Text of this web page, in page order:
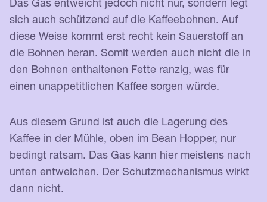
sich auch schützend auf die Kaffeebohnen. Auf
diese Weise kommt erst recht kein Sauerstoff an
die Bohnen heran. Somit werden auch nicht die in
den Bohnen enthaltenen Fette ranzig, was für
einen unappetitlichen Kaffee sorgen würde.
Aus diesem Grund ist auch die Lagerung des
Kaffee in der Mühle, oben im Bean Hopper, nur
bedingt ratsam. Das Gas kann hier meistens nach
unten entweichen. Der Schutzmechanismus wirkt
dann nicht.